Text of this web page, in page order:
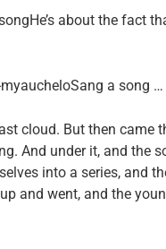
about the fact
a song …
cloud. But then came
And under it, and the
into a series, and
and went, and the